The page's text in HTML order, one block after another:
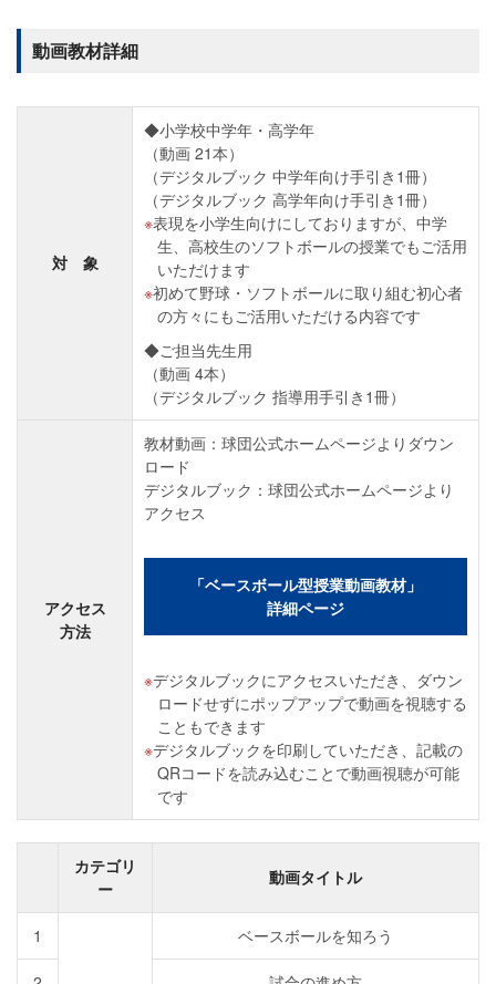
動画教材詳細
対 象
◆小学校中学年・高学年
（動画 21本）
（デジタルブック 中学年向け手引き1冊）
（デジタルブック 高学年向け手引き1冊）
表現を小学生向けにしておりますが、中学
生、高校生のソフトボールの授業でもご活用
いただけます
初めて野球・ソフトボールに取り組む初心者
の方々にもご活用いただける内容です
◆ご担当先生用
（動画 4本）
（デジタルブック 指導用手引き1冊）
アクセス
方法
教材動画：球団公式ホームページよりダウン
ロード
デジタルブック：球団公式ホームページより
アクセス
「ベースボール型授業動画教材」
詳細ページ
デジタルブックにアクセスいただき、ダウン
ロードせずにポップアップで動画を視聴する
こともできます
デジタルブックを印刷していただき、記載の
QRコードを読み込むことで動画視聴が可能
です
カテゴリ
ー
動画タイトル
1 ベースボールを知ろう